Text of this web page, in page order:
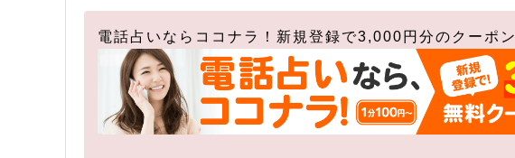
電話占いならココナラ！新規登録で3,000円分のクーポン